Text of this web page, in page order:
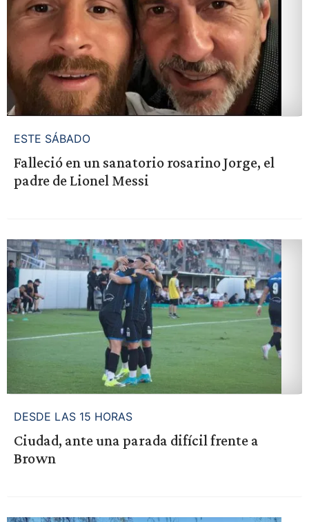
ESTE SÁBADO
Falleció en un sanatorio rosarino Jorge, el
padre de Lionel Messi
DESDE LAS 15 HORAS
Ciudad, ante una parada difícil frente a
Brown